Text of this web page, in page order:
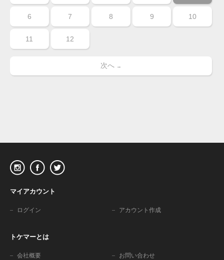
6 7 8 9 10
11 12
次へ →
マイアカウント
ログイン アカウント作成
トケマーとは
会社概要 お問い合わせ